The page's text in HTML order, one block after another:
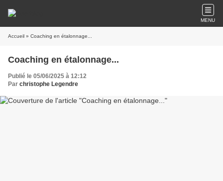
MENU
Accueil » Coaching en étalonnage...
Coaching en étalonnage...
Publié le 05/06/2025 à 12:12
Par christophe Legendre